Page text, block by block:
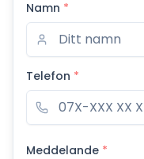
Namn *
Telefon *
Meddelande *